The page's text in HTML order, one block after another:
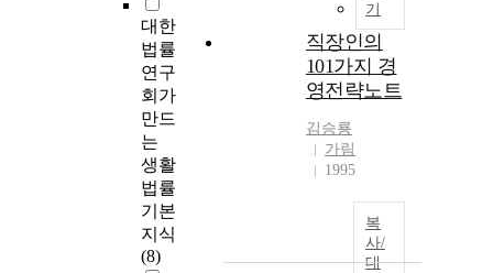
대한
법률
연구
회가
만드
는
생활
법률
기본
지식
(8)
기
직장인의
101가지 경
영전략노트
김승룡
가림
1995
복
사/
대